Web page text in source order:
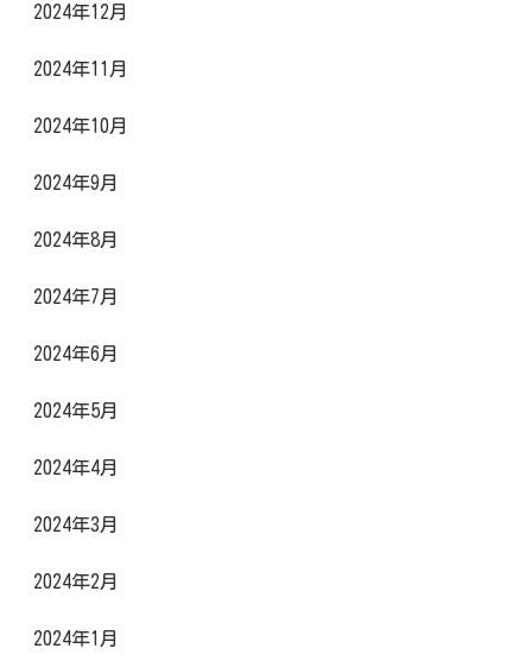
2024年12月
2024年11月
2024年10月
2024年9月
2024年8月
2024年7月
2024年6月
2024年5月
2024年4月
2024年3月
2024年2月
2024年1月